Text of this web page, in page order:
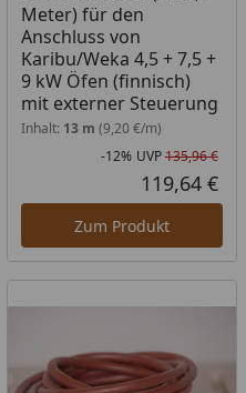
Preis
Meter) für den
Anschluss von
Karibu/Weka 4,5 + 7,5 +
9 kW Öfen (finnisch)
mit externer Steuerung
Inhalt: 13 m (9,20 €/m)
-12% UVP135,96 €
119,64 €
Zum Produkt